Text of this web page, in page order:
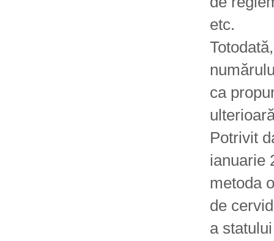
etc.
ca
Potrivit
ianuarie
metoda
de
a